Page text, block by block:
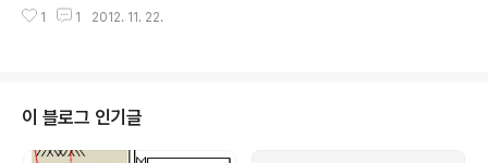
～300억(추정가격)미만 : ..
준, 화재 확산 방지구조 기준을 정함을 목적으로 한다. 제2
료의 불연성 시험 방법)에 따른 시험결과, 가열시험 개시 후
20분간 가열로 내의 최고온도가 최종평형온도를 20K 초
과 상승하지 않아야 하며(단, 20분 동안 평형에 도달하지
1 1 2012. 11. 22.
이 블로그 인기글